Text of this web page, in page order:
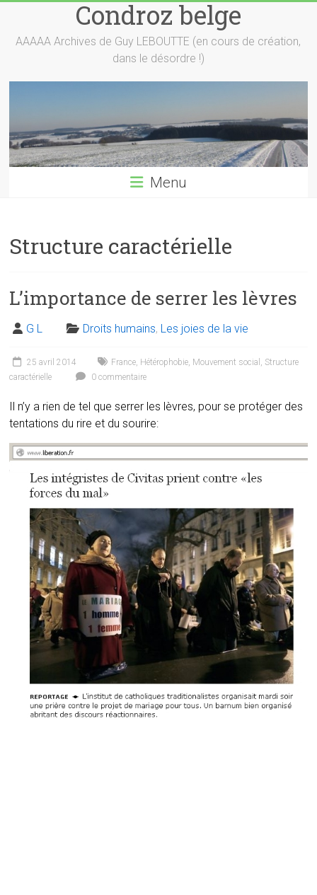
content
Condroz belge
AAAAA Archives de Guy LEBOUTTE (en cours de création,
dans le désordre !)
Menu
Structure caractérielle
L’importance de serrer les lèvres
G L Droits humains, Les joies de la vie
25 avril 2014 France, Hétérophobie, Mouvement social , Structure
caractérielle
0 commentaire
Il n’y a rien de tel que serrer les lèvres, pour se protéger des
tentations du rire et du sourire: